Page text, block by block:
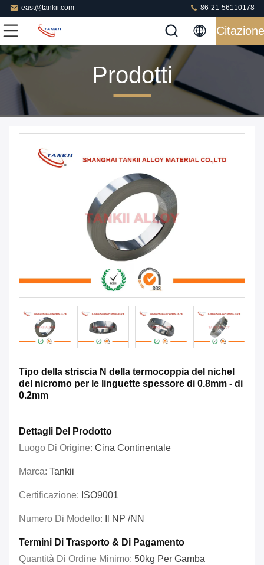
east@tankii.com 86-21-56110178
Citazione
Prodotti
Tipo della striscia N della termocoppia del nichel
del nicromo per le linguette spessore di 0.8mm - di
0.2mm
Dettagli Del Prodotto
Luogo Di Origine: Cina Continentale
Marca: Tankii
Certificazione: ISO9001
Numero Di Modello: Il NP /NN
Termini Di Trasporto & Di Pagamento
Quantità Di Ordine Minimo: 50kg Per Gamba